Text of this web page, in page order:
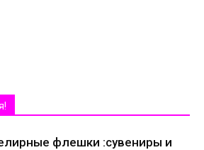
флешки :сувениры и